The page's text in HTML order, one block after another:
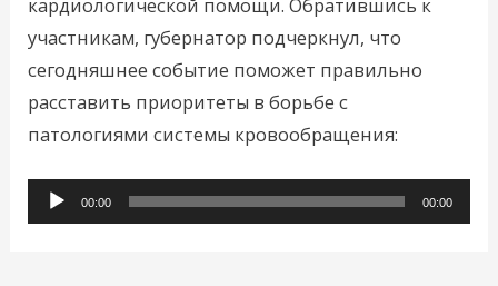
участникам, губернатор подчеркнул, что
сегодняшнее событие поможет правильно
расставить приоритеты в борьбе с
патологиями системы кровообращения:
Аудиоплеер
00:00 00:00